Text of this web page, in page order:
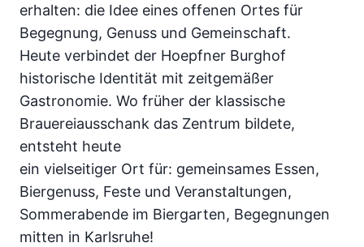
erhalten: die Idee eines offenen Ortes für
Begegnung, Genuss und Gemeinschaft.
Heute verbindet der Hoepfner Burghof
historische Identität mit zeitgemäßer
Gastronomie. Wo früher der klassische
Brauereiausschank das Zentrum bildete,
entsteht heute
ein vielseitiger Ort für: gemeinsames Essen,
Biergenuss, Feste und Veranstaltungen,
Sommerabende im Biergarten, Begegnungen
mitten in Karlsruhe!